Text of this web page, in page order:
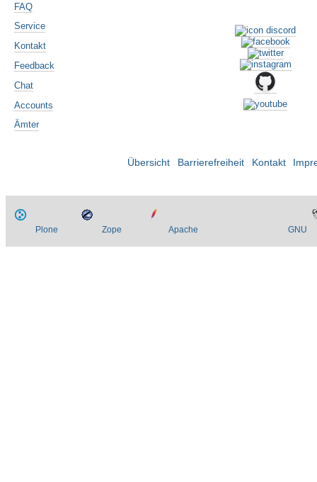
FAQ
Service
Kontakt
Feedback
Chat
Accounts
Ämter
Übersicht Barrierefreiheit Kontakt
Plone Zope Apache GNU